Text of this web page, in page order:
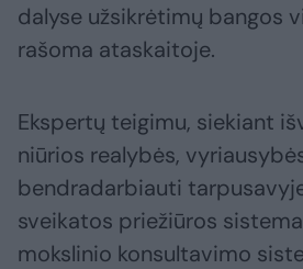
dalyse užsikrėtimų bangos
rašoma ataskaitoje.
Ekspertų teigimu, siekiant
niūrios realybės,
bendradarbiauti
sveikatos priežiūros
mokslinio konsultavimo